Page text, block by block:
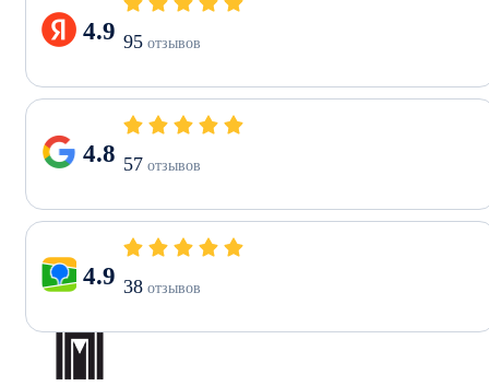
4.9 95 отзывов
4.8 57 отзывов
4.9 38 отзывов